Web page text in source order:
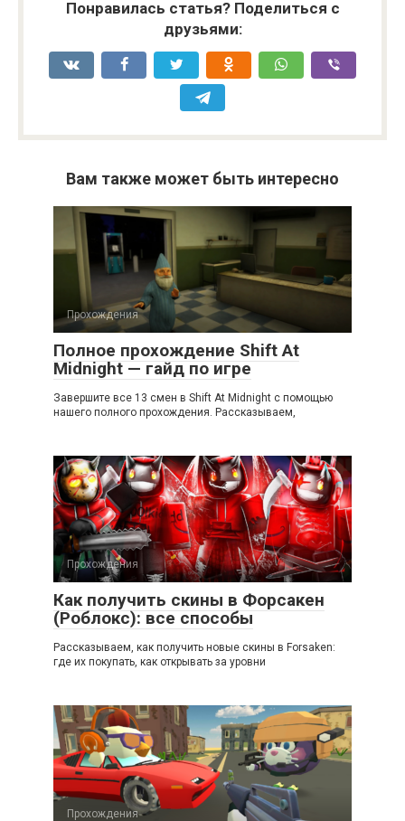
Понравилась статья? Поделиться с
друзьями:
Вам также может быть интересно
Прохождения
Полное прохождение Shift At
Midnight — гайд по игре
Завершите все 13 смен в Shift At Midnight с помощью
нашего полного прохождения. Рассказываем,
Прохождения
Как получить скины в Форсакен
(Роблокс): все способы
Рассказываем, как получить новые скины в Forsaken:
где их покупать, как открывать за уровни
Прохождения